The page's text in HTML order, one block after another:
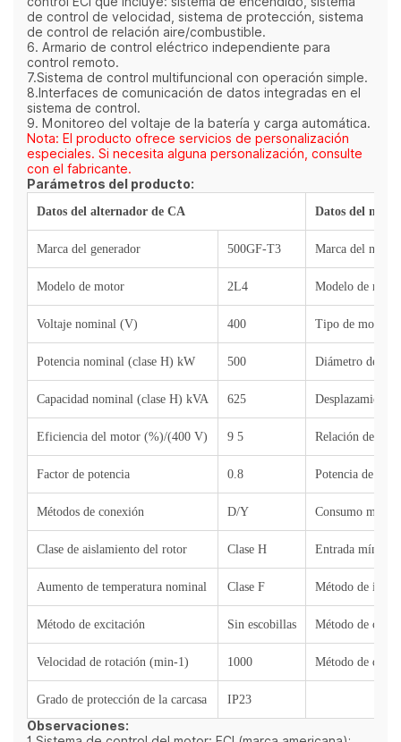
de control de velocidad, sistema de protección, sistema
de control de relación aire/combustible.
6. Armario de control eléctrico independiente para
control remoto.
7.Sistema de control multifuncional con operación simple.
8.Interfaces de comunicación de datos integradas en el
sistema de control.
9. Monitoreo del voltaje de la batería y carga automática.
Nota: El producto ofrece servicios de personalización
especiales. Si necesita alguna personalización, consulte
con el fabricante.
Parámetros del producto:
Datos del alternador de CA Datos del
Marca del generador 500GF-T3 Marca del motor
Modelo de motor 2L4 Modelo de
Voltaje nominal (V) 400 Tipo de motor
Potencia nominal (clase H) kW 500 Diámetro del
Capacidad nominal (clase H) kVA 625 Desplazamiento
Eficiencia del motor (%)/(400 V) 9 5 Relación de
Factor de potencia 0.8 Potencia de
Métodos de conexión D/Y Consumo
Clase de aislamiento del rotor Clase H Entrada mínima
Aumento de temperatura nominal Clase F Método de
Método de excitación Sin escobillas Método de
Velocidad de rotación (min-1) 1000 Método de
Grado de protección de la carcasa IP23
Observaciones: